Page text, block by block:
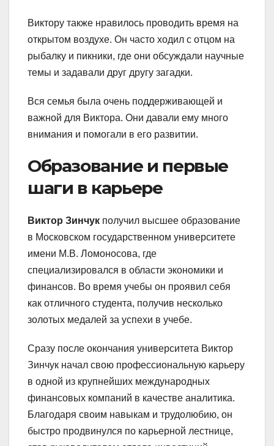
Виктору также нравилось проводить время на
открытом воздухе. Он часто ходил с отцом на
рыбалку и пикники, где они обсуждали научные
темы и задавали друг другу загадки.
Вся семья была очень поддерживающей и
важной для Виктора. Они давали ему много
внимания и помогали в его развитии.
Образование и первые
шаги в карьере
Виктор Зинчук получил высшее образование
в Московском государственном университете
имени М.В. Ломоносова, где
специализировался в области экономики и
финансов. Во время учебы он проявил себя
как отличного студента, получив несколько
золотых медалей за успехи в учебе.
Сразу после окончания университета Виктор
Зинчук начал свою профессиональную карьеру
в одной из крупнейших международных
финансовых компаний в качестве аналитика.
Благодаря своим навыкам и трудолюбию, он
быстро продвинулся по карьерной лестнице,